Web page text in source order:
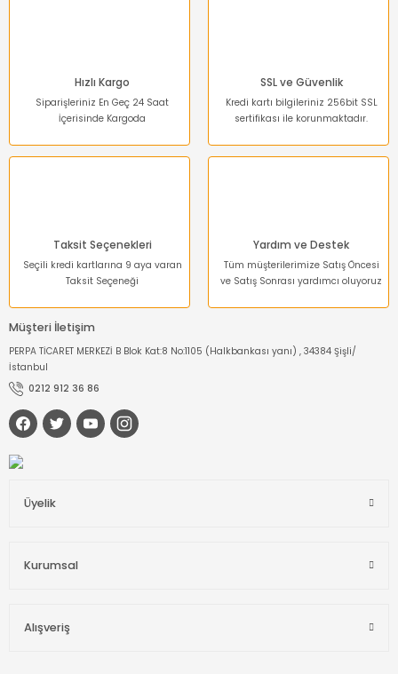
Hızlı Kargo
Siparişleriniz En Geç 24 Saat
İçerisinde Kargoda
SSL ve Güvenlik
Kredi kartı bilgileriniz 256bit SSL
sertifikası ile korunmaktadır.
Taksit Seçenekleri
Seçili kredi kartlarına 9 aya varan
Taksit Seçeneği
Yardım ve Destek
Tüm müşterilerimize Satış Öncesi
ve Satış Sonrası yardımcı oluyoruz
Müşteri İletişim
PERPA TİCARET MERKEZİ B Blok Kat:8 No:1105 (Halkbankası yanı) , 34384 Şişli/
İstanbul
0212 912 36 86
Üyelik
Kurumsal
Alışveriş